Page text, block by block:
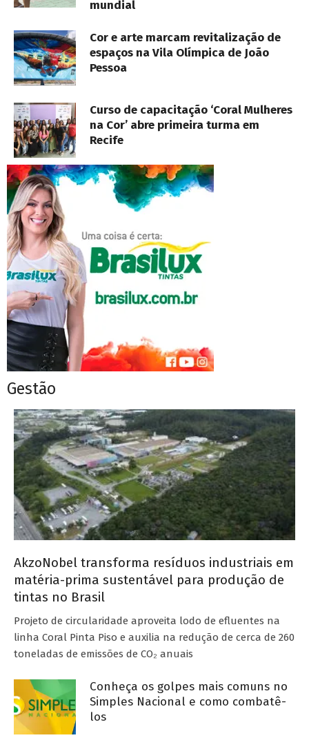
mundial
Cor e arte marcam revitalização de
espaços na Vila Olímpica de João
Pessoa
Curso de capacitação ‘Coral Mulheres
na Cor’ abre primeira turma em
Recife
Gestão
AkzoNobel transforma resíduos industriais em
matéria-prima sustentável para produção de
tintas no Brasil
Projeto de circularidade aproveita lodo de efluentes na
linha Coral Pinta Piso e auxilia na redução de cerca de 260
toneladas de emissões de CO₂ anuais
Conheça os golpes mais comuns no
Simples Nacional e como combatê-
los